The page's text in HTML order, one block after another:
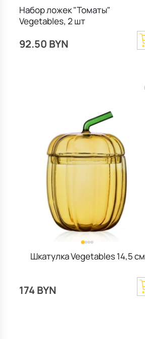
Набор ложек "Томаты"
Vegetables, 2 шт
92.50 BYN
Шкатулка Vegetables 14,5 см
174 BYN